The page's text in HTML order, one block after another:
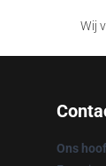
Wij
Ons